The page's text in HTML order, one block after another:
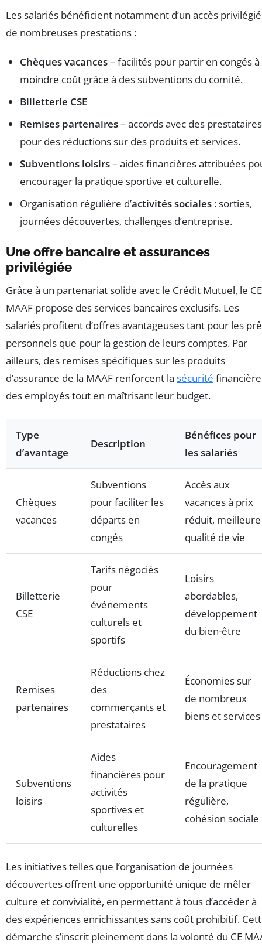
Les salariés bénéficient notamment d’un accès
de nombreuses prestations :
Chèques vacances– facilités pour partir en congés à
moindre coût grâce à des subventions du comité.
Billetterie CSE
Remises partenaires– accords avec des prestataires
pour des réductions sur des produits et services.
Subventions loisirs– aides financières attribuées
encourager la pratique sportive et culturelle.
Organisation régulière d’activités sociales : sorties,
journées découvertes, challenges d’entreprise.
Une offre bancaire et assurances
privilégiée
Grâce à un partenariat solide avec le Crédit Mutuel, le CE
MAAF propose des services bancaires exclusifs. Les
salariés profitent d’offres avantageuses tant pour les
personnels que pour la gestion de leurs comptes. Par
ailleurs, des remises spécifiques sur les produits
d’assurance de la MAAF renforcent la sécurité financière
des employés tout en maîtrisant leur budget.
Type
d’avantage
Description
Bénéfices pour
les salariés
Chèques
vacances
Subventions
pour faciliter les
départs en
congés
Accès aux
vacances à prix
réduit, meilleure
qualité de vie
Billetterie
CSE
Tarifs négociés
pour
événements
culturels et
sportifs
Loisirs
abordables,
développement
du bien-être
Remises
partenaires
Réductions chez
des
commerçants et
prestataires
Économies sur
de nombreux
biens et services
Subventions
loisirs
Aides
financières pour
activités
sportives et
culturelles
Encouragement
de la pratique
régulière,
cohésion sociale
Les initiatives telles que l’organisation de journées
découvertes offrent une opportunité unique de mêler
culture et convivialité, en permettant à tous d’accéder à
des expériences enrichissantes sans coût prohibitif.
démarche s’inscrit pleinement dans la volonté du CE